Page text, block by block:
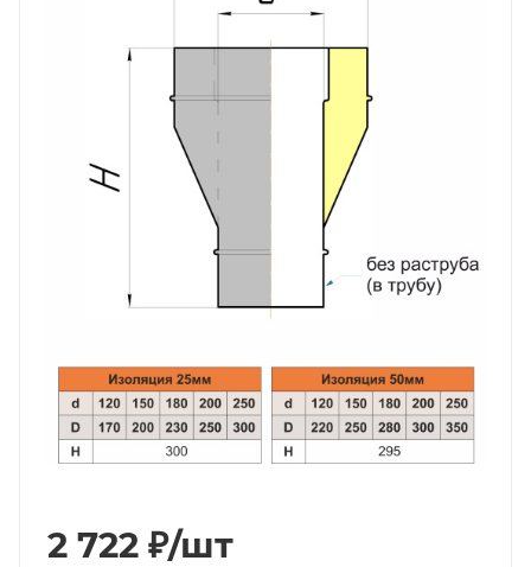
2 722 ₽/шт